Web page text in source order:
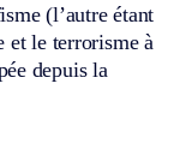
(l’autre étant
et le terrorisme à
depuis la